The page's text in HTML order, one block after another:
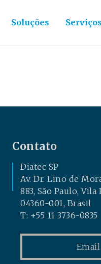
Soluções Serviços
Contato
Diatec SP
Av. Dr. Lino de
883, São Paulo, Vila
04360-001, Brasil
T: +55 11 3736-0835
Email